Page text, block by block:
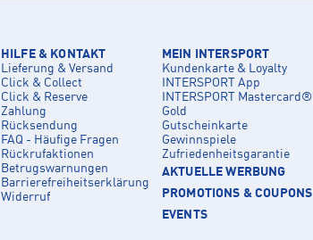
HILFE & KONTAKT
Lieferung & Versand
Click & Collect
Click & Reserve
Zahlung
Rücksendung
FAQ - Häufige Fragen
Rückrufaktionen
Betrugswarnungen
Barrierefreiheitserklärung
Widerruf
MEIN INTERSPORT
Kundenkarte & Loyalty
INTERSPORT App
INTERSPORT Mastercard®
Gold
Gutscheinkarte
Gewinnspiele
Zufriedenheitsgarantie
AKTUELLE WERBUNG
PROMOTIONS & COUPONS
EVENTS